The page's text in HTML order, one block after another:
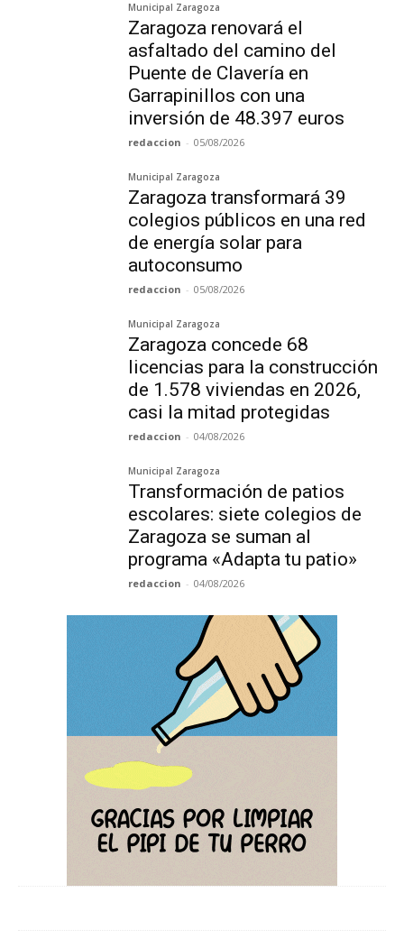
Municipal Zaragoza
Zaragoza renovará el
asfaltado del camino del
Puente de Clavería en
Garrapinillos con una
inversión de 48.397 euros
redaccion - 05/08/2026
Municipal Zaragoza
Zaragoza transformará 39
colegios públicos en una red
de energía solar para
autoconsumo
redaccion - 05/08/2026
Municipal Zaragoza
Zaragoza concede 68
licencias para la construcción
de 1.578 viviendas en 2026,
casi la mitad protegidas
redaccion - 04/08/2026
Municipal Zaragoza
Transformación de patios
escolares: siete colegios de
Zaragoza se suman al
programa «Adapta tu patio»
redaccion - 04/08/2026